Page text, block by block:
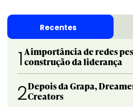
Recentes
1 A importância de redes
construção da liderança
2Depois da Grapa,
Creators